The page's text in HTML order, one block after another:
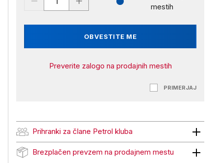
OBVESTITE ME
mestih
Preverite zalogo na prodajnih mestih
PRIMERJAJ
Prihranki za člane Petrol kluba
Prihranki za člane Petrol kluba
Brezplačen prevzem na prodajnem mestu
Brezplačen prevzem na prodajnem mestu